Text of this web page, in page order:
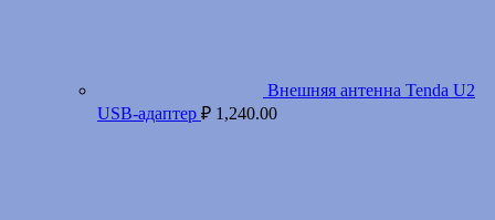
Внешняя антенна Tenda U2
USB-адаптер ₽ 1,240.00